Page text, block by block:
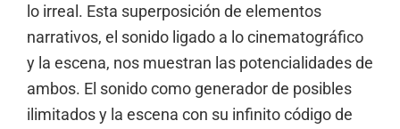
lo irreal. Esta superposición de elementos
narrativos, el sonido ligado a lo cinematográfico
y la escena, nos muestran las potencialidades de
ambos. El sonido como generador de posibles
ilimitados y la escena con su infinito código de